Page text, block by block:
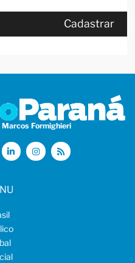
Cadastrar
Marcos Formighieri